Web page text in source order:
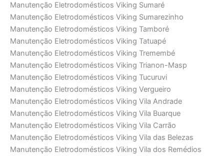
Manutenção Eletrodomésticos Viking Sumaré
Manutenção Eletrodomésticos Viking Sumarezinho
Manutenção Eletrodomésticos Viking Tamboré
Manutenção Eletrodomésticos Viking Tatuapé
Manutenção Eletrodomésticos Viking Tremembé
Manutenção Eletrodomésticos Viking Trianon-Masp
Manutenção Eletrodomésticos Viking Tucuruvi
Manutenção Eletrodomésticos Viking Vergueiro
Manutenção Eletrodomésticos Viking Vila Andrade
Manutenção Eletrodomésticos Viking Vila Buarque
Manutenção Eletrodomésticos Viking Vila Carrão
Manutenção Eletrodomésticos Viking Vila das Belezas
Manutenção Eletrodomésticos Viking Vila dos Remédios